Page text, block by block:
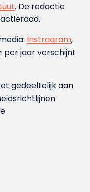
. De redactie
Instragram,
per jaar verschijnt
gedeeltelijk aan